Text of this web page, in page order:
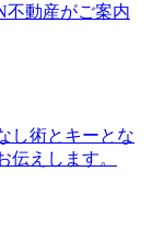
不動産がご案内
し術とキーとな
伝えします。